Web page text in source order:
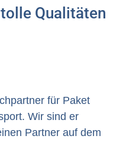
Qualitäten
für Paket
Wir sind er
Partner auf dem